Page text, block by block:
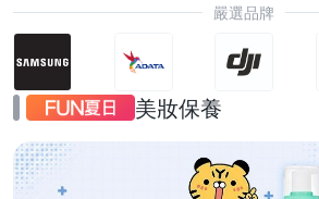
嚴選品牌
美妝保養